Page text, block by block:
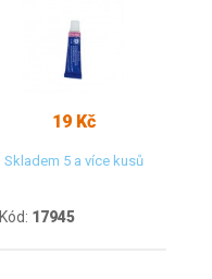
19 Kč
Skladem 5 a více kusů
Kód: 17945